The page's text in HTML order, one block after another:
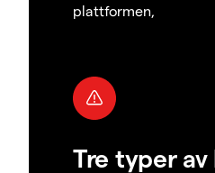
plattformen,
Tre typer av